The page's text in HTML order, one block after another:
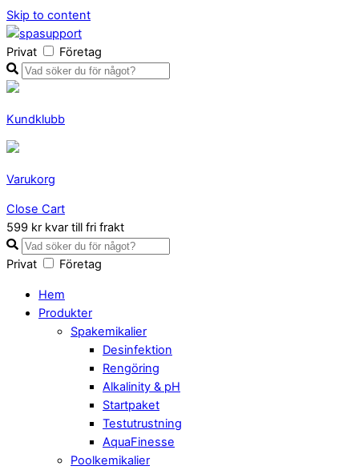
Skip to content
Privat Företag
Kundklubb
Varukorg
Close Cart
599 kr kvar till fri frakt
Privat Företag
Hem
Produkter
Spakemikalier
Desinfektion
Rengöring
Alkalinity & pH
Startpaket
Testutrustning
AquaFinesse
Poolkemikalier